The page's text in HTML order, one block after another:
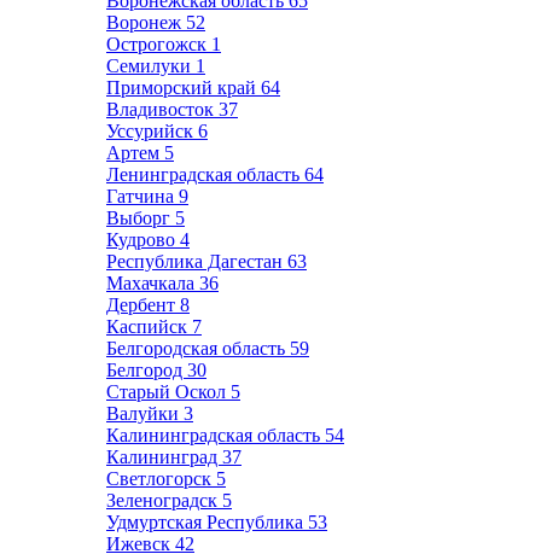
Воронеж 52
Острогожск 1
Семилуки 1
Приморский край 64
Владивосток 37
Уссурийск 6
Артем 5
Ленинградская область 64
Гатчина 9
Выборг 5
Кудрово 4
Республика Дагестан 63
Махачкала 36
Дербент 8
Каспийск 7
Белгородская область 59
Белгород 30
Старый Оскол 5
Валуйки 3
Калининградская область 54
Калининград 37
Светлогорск 5
Зеленоградск 5
Удмуртская Республика 53
Ижевск 42